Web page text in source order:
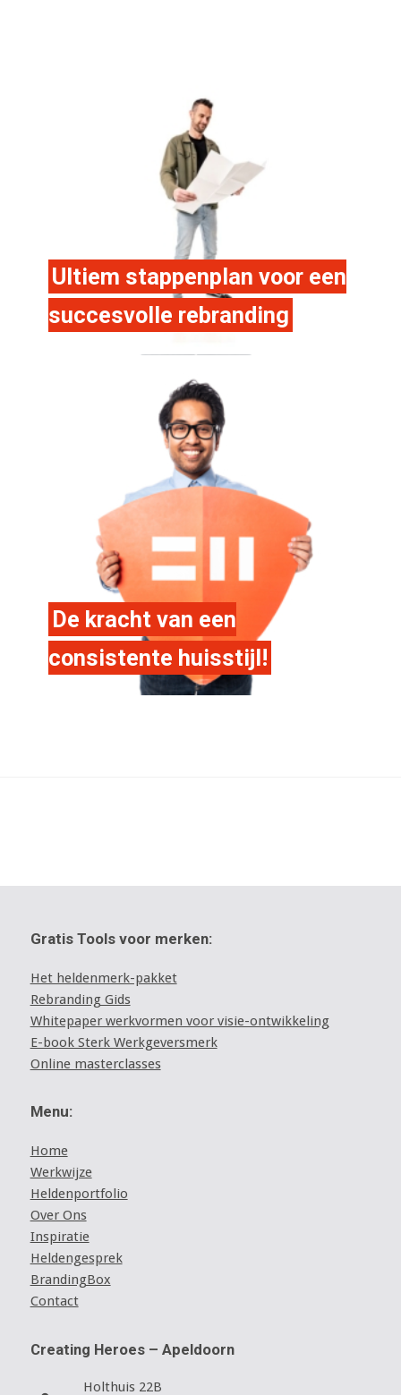
Ultiem stappenplan voor een
succesvolle rebranding
De kracht van een
consistente huisstijl!
Gratis Tools voor merken:
Het heldenmerk-pakket
Rebranding Gids
Whitepaper werkvormen voor visie-ontwikkeling
E-book Sterk Werkgeversmerk
Online masterclasses
Menu:
Home
Werkwijze
Heldenportfolio
Over Ons
Inspiratie
Heldengesprek
BrandingBox
Contact
Creating Heroes – Apeldoorn
Holthuis 22B